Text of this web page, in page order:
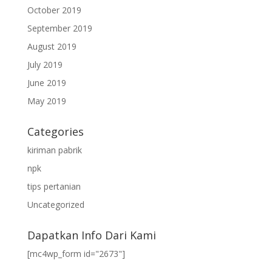
October 2019
September 2019
August 2019
July 2019
June 2019
May 2019
Categories
kiriman pabrik
npk
tips pertanian
Uncategorized
Dapatkan Info Dari Kami
[mc4wp_form id="2673"]